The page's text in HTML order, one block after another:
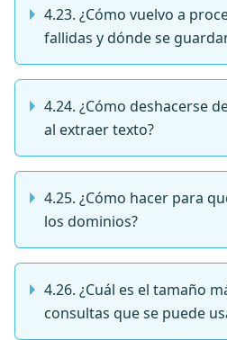
4.23. ¿Cómo vuelvo a
fallidas y dónde se
4.24. ¿Cómo deshacerse
al extraer texto?
4.25. ¿Cómo hacer para
los dominios?
4.26. ¿Cuál es el tamaño
consultas que se puede